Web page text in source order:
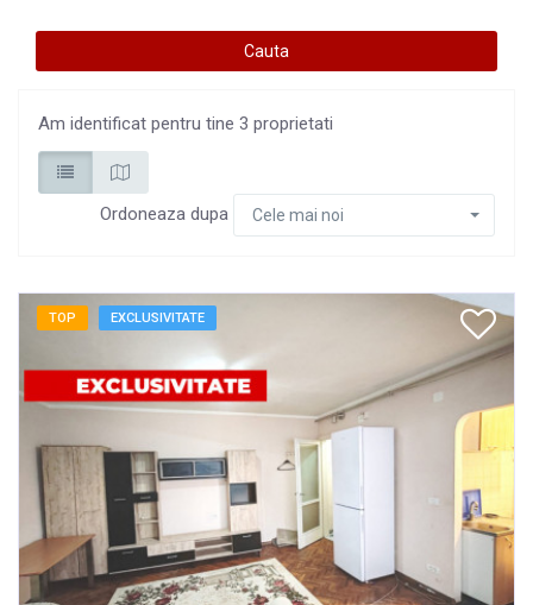
Am identificat pentru tine 3 proprietati
Ordoneaza dupa Cele mai noi
TOP EXCLUSIVITATE